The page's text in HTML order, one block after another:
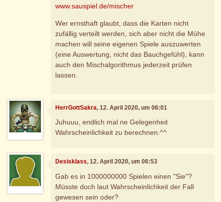
www.sauspiel.de/mischer
Wer ernsthaft glaubt, dass die Karten nicht
zufällig verteilt werden, sich aber nicht die Mühe
machen will seine eigenen Spiele auszuwerten
(eine Auswertung, nicht das Bauchgefühl), kann
auch den Mischalgorithmus jederzeit prüfen
lassen.
HerrGottSakra, 12. April 2020, um 06:01
Juhuuu, endlich mal ne Gelegenheit
Wahrscheinlichkeit zu berechnen.^^
Desisklass, 12. April 2020, um 06:53
Gab es in 1000000000 Spielen einen "Sie"?
Müsste doch laut Wahrscheinlichkeit der Fall
gewesen sein oder?